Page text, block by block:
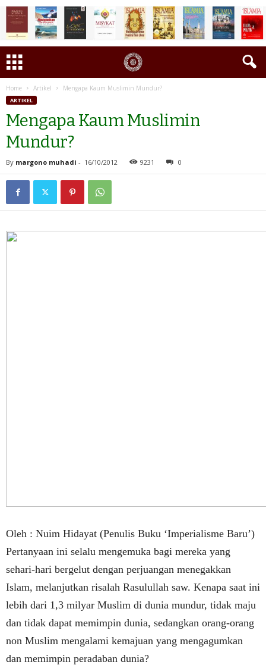
Home Artikel Mengapa Kaum Muslimin Mundur?
ARTIKEL
Mengapa Kaum Muslimin
Mundur?
By margono muhadi - 16/10/2012 9231 0
Oleh : Nuim Hidayat (Penulis Buku ‘Imperialisme Baru’)
Pertanyaan ini selalu mengemuka bagi mereka yang
sehari-hari bergelut dengan perjuangan menegakkan
Islam, melanjutkan risalah Rasulullah saw. Kenapa saat ini
lebih dari 1,3 milyar Muslim di dunia mundur, tidak maju
dan tidak dapat memimpin dunia, sedangkan orang-orang
non Muslim mengalami kemajuan yang mengagumkan
dan memimpin peradaban dunia?